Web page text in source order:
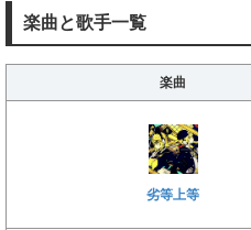
楽曲と歌手一覧
楽曲
劣等上等